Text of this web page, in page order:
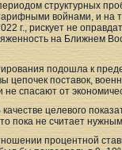
структурных
войнами, и на
г., рискует не
на Ближнем
подошла к
поставок,
спасают от
целевого
пока не считает
процентной